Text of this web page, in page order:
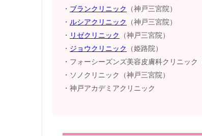
・ ブランクリニック
（神戸三宮院）
・ ルシアクリニック
（神戸三宮院）
・ リゼクリニック
（神戸三宮院）
・ ジョウクリニック
（姫路院）
・フォーシーズンズ美容皮膚科クリニック
・ソノクリニック（神戸三宮院）
・神戸アカデミアクリニック